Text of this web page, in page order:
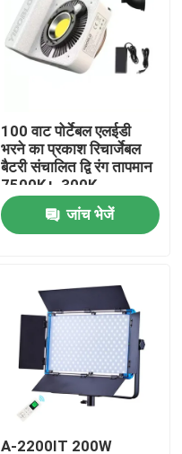
100 वाट पोर्टेबल एलईडी
भरने का प्रकाश रिचार्जेबल
बैटरी संचालित द्वि रंग तापमान
7500K+-300K
जांच भेजें
A-2200IT 200W